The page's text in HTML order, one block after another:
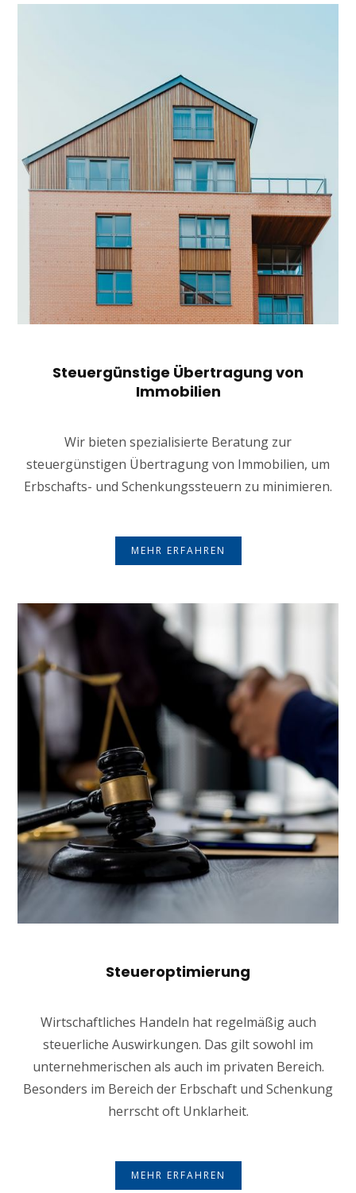
Steuergünstige Übertragung von
Immobilien
Wir bieten spezialisierte Beratung zur
steuergünstigen Übertragung von Immobilien, um
Erbschafts- und Schenkungssteuern zu minimieren.
MEHR ERFAHREN
Steueroptimierung
Wirtschaftliches Handeln hat regelmäßig auch
steuerliche Auswirkungen. Das gilt sowohl im
unternehmerischen als auch im privaten Bereich.
Besonders im Bereich der Erbschaft und Schenkung
herrscht oft Unklarheit.
MEHR ERFAHREN